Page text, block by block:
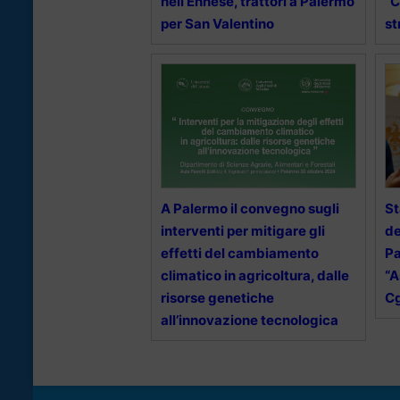
per San Valentino
A Palermo il convegno sugli
interventi per mitigare gli
effetti del cambiamento
climatico in agricoltura, dalle
risorse genetiche
all’innovazione tecnologica